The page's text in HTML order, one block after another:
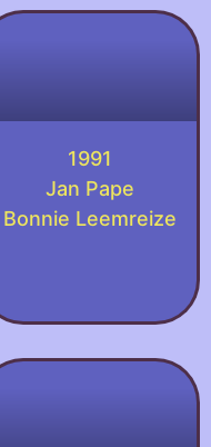
1991
Jan Pape
Bonnie Leemreize